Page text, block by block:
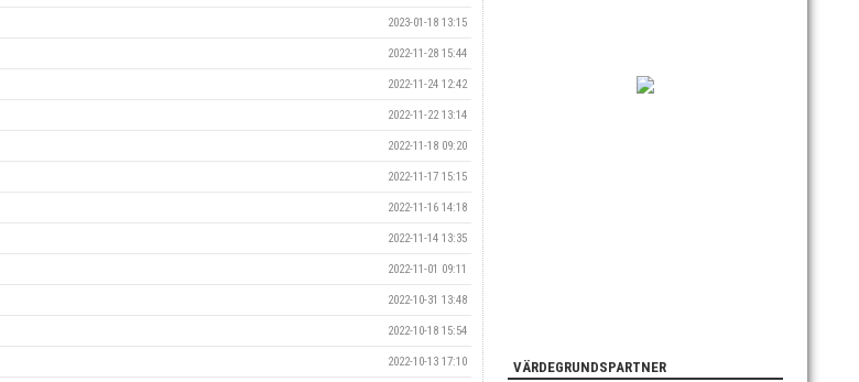
2023-01-18 13:15
2022-11-28 15:44
2022-11-24 12:42
2022-11-22 13:14
2022-11-18 09:20
2022-11-17 15:15
2022-11-16 14:18
2022-11-14 13:35
2022-11-01 09:11
2022-10-31 13:48
2022-10-18 15:54
2022-10-13 17:10 VÄRDEGRUNDSPARTNER